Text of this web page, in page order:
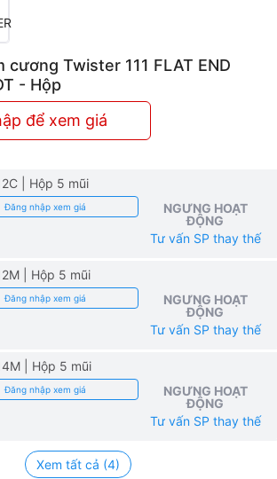
cương Twister 111 FLAT END
- Hộp
để xem giá
| Hộp 5 mũi
Đăng nhập xem giá
NGƯNG HOẠT
ĐỘNG
Tư vấn SP thay thế
| Hộp 5 mũi
Đăng nhập xem giá
NGƯNG HOẠT
ĐỘNG
Tư vấn SP thay thế
| Hộp 5 mũi
Đăng nhập xem giá
NGƯNG HOẠT
ĐỘNG
Tư vấn SP thay thế
Xem tất cả (4)